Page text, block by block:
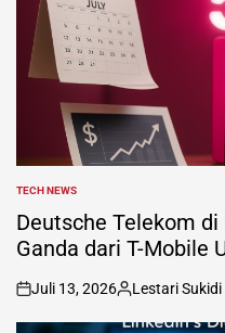
POSTED
IN
TECH NEWS
Deutsche Telekom
Ganda dari T-Mobile
on
Juli 13, 2026
Posted
by
Lestari Sukidi